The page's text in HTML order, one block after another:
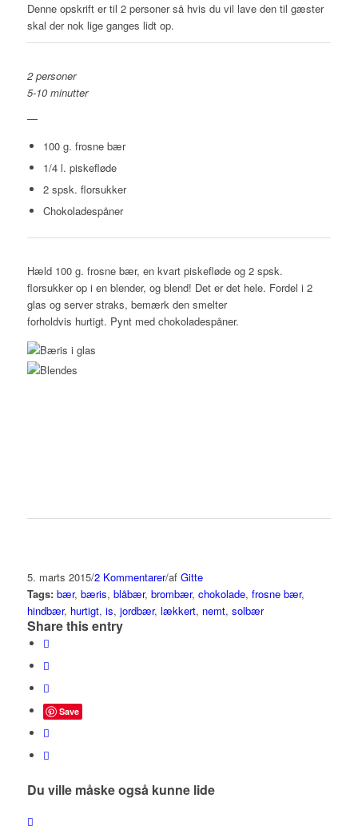
Denne opskrift er til 2 personer så hvis du vil lave den til gæster
skal der nok lige ganges lidt op.
2 personer
5-10 minutter
—
100 g. frosne bær
1/4 l. piskefløde
2 spsk. florsukker
Chokoladespåner
Hæld 100 g. frosne bær, en kvart piskefløde og 2 spsk.
florsukker op i en blender, og blend! Det er det hele. Fordel i 2
glas og server straks, bemærk den smelter
forholdvis hurtigt. Pynt med chokoladespåner.
5. marts 2015/2 Kommentarer/af Gitte
Tags: bær, bæris, blåbær, brombær, chokolade, frosne bær,
hindbær, hurtigt, is, jordbær, lækkert, nemt, solbær
Share this entry
Save
Du ville måske også kunne lide